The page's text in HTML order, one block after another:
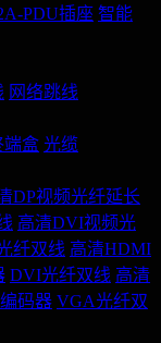
PDU插座 智能
网络跳线
端盒 光缆
DP视频光纤延长
高清DVI视频光
纤双线 高清HDMI
DVI光纤双线 高清
码器 VGA光纤双